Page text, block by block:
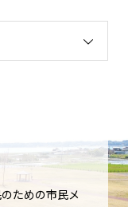
ための市民メ